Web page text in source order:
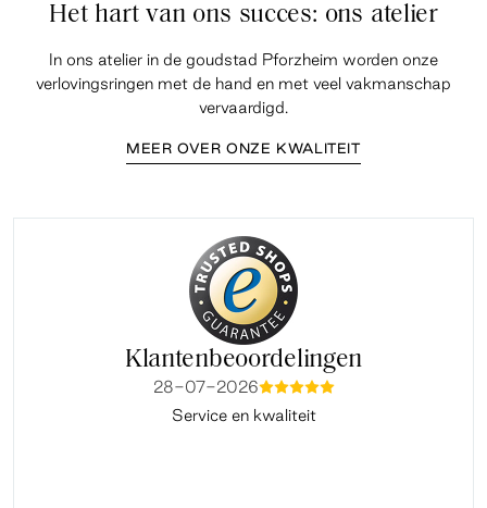
Het hart van ons succes: ons atelier
In ons atelier in de goudstad Pforzheim worden onze
verlovingsringen met de hand en met veel vakmanschap
vervaardigd.
MEER OVER ONZE KWALITEIT
Klantenbeoordelingen
28-07-2026mmmmm
Service en kwaliteit